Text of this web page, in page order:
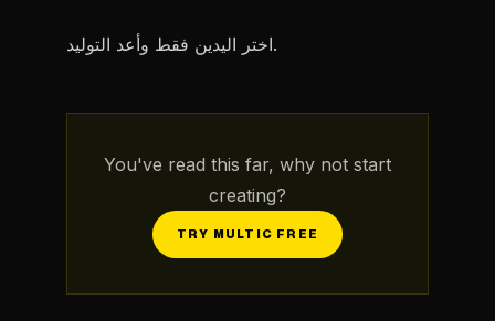
اختر اليدين فقط وأعد التوليد.
You've read this far, why not start
creating?
TRY MULTIC FREE